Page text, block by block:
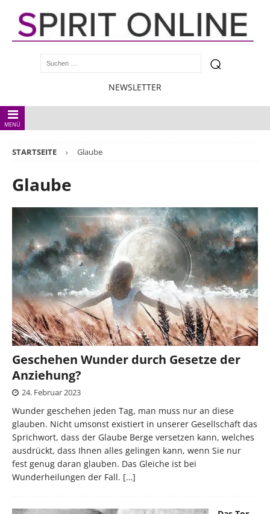
NEWSLETTER
MENÜ
STARTSEITE Glaube
Glaube
Geschehen Wunder durch Gesetze der
Anziehung?
24. Februar 2023
Wunder geschehen jeden Tag, man muss nur an diese
glauben. Nicht umsonst existiert in unserer Gesellschaft das
Sprichwort, dass der Glaube Berge versetzen kann, welches
ausdrückt, dass Ihnen alles gelingen kann, wenn Sie nur
fest genug daran glauben. Das Gleiche ist bei
Wunderheilungen der Fall. […]